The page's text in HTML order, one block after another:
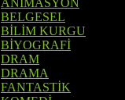
BELGESEL
BİLİM KURGU
BİYOGRAFİ
DRAM
DRAMA
FANTASTİK